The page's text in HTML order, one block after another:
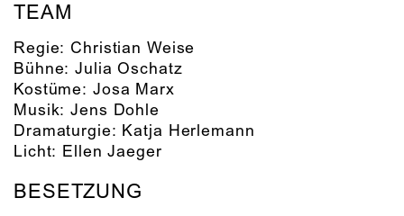
TEAM
Regie: Christian Weise
Bühne:Julia Oschatz
Kostüme: Josa Marx
Musik:Jens Dohle
Dramaturgie: Katja Herlemann
Licht: Ellen Jaeger
BESETZUNG